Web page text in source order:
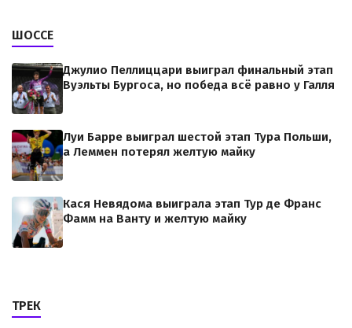
ШОССЕ
Джулио Пеллиццари выиграл финальный этап
Вуэльты Бургоса, но победа всё равно у Галля
Луи Барре выиграл шестой этап Тура Польши,
а Леммен потерял желтую майку
Кася Невядома выиграла этап Тур де Франс
Фамм на Ванту и желтую майку
ТРЕК